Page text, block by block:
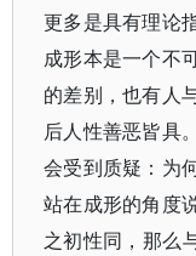
更多是具有理论
成形本是一个不
的差别，也有人
后人性善恶皆具
会受到质疑：为
站在成形的角度
之初性同，那么